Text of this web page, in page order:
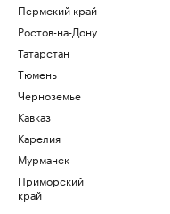
Пермский край
Ростов-на-Дону
Татарстан
Тюмень
Черноземье
Кавказ
Карелия
Мурманск
Приморский
край